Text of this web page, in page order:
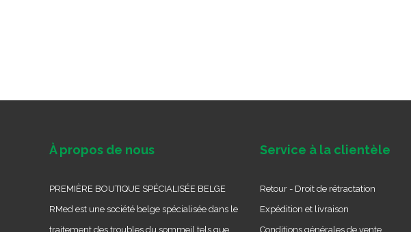
À propos de nous
PREMIÈRE BOUTIQUE SPÉCIALISÉE BELGE
RMed est une société belge spécialisée dans le
traitement des troubles du sommeil tels que
Service à la clientèle
Retour - Droit de rétractation
Expédition et livraison
Conditions générales de vente